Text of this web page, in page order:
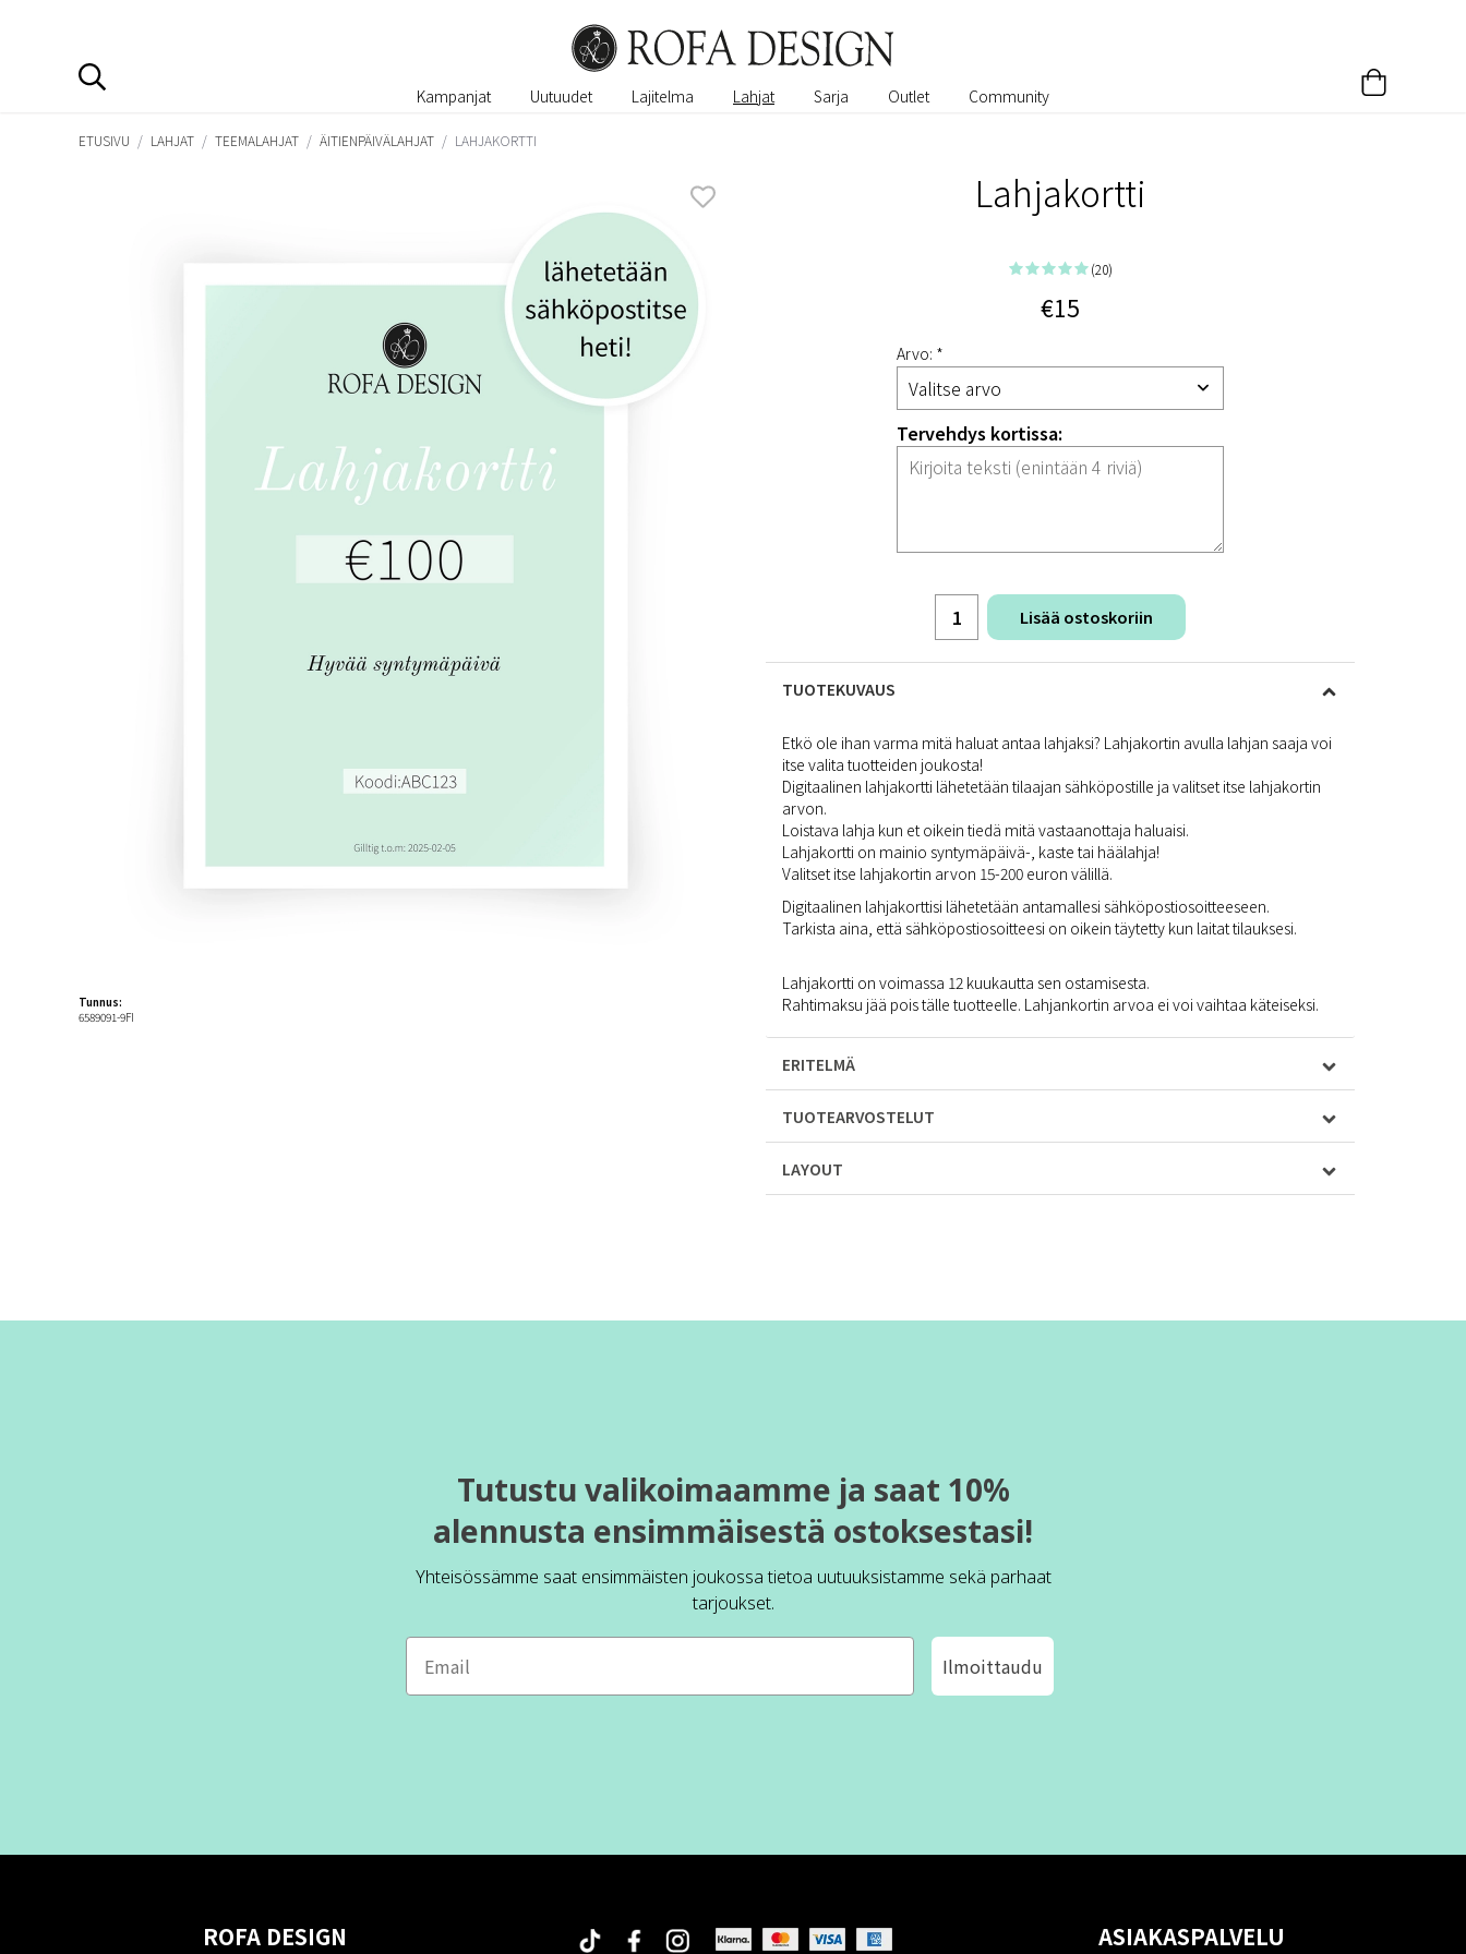
Kampanjat Uutuudet Lajitelma Lahjat Sarja Outlet Community
ETUSIVU / LAHJAT / TEEMALAHJAT / ÄITIENPÄIVÄLAHJAT / LAHJAKORTTI
Lahjakortti
(20)
€15
Arvo: *
Tervehdys kortissa:
Lisää ostoskoriin
TUOTEKUVAUS
Etkö ole ihan varma mitä haluat antaa lahjaksi? Lahjakortin avulla lahjan saaja voi
itse valita tuotteiden joukosta!
Digitaalinen lahjakortti lähetetään tilaajan sähköpostille ja valitset itse lahjakortin
arvon.
Loistava lahja kun et oikein tiedä mitä vastaanottaja haluaisi.
Lahjakortti on mainio syntymäpäivä-, kaste tai häälahja!
Valitset itse lahjakortin arvon 15-200 euron välillä.
Digitaalinen lahjakorttisi lähetetään antamallesi sähköpostiosoitteeseen.
Tarkista aina, että sähköpostiosoitteesi on oikein täytetty kun laitat tilauksesi.
Lahjakortti on voimassa 12 kuukautta sen ostamisesta.
Rahtimaksu jää pois tälle tuotteelle. Lahjankortin arvoa ei voi vaihtaa käteiseksi.
ERITELMÄ
TUOTEARVOSTELUT
LAYOUT
Tunnus:
6589091-9FI
Tutustu valikoimaamme ja saat 10%
alennusta ensimmäisestä ostoksestasi!
Yhteisössämme saat ensimmäisten joukossa tietoa uutuuksistamme sekä parhaat
tarjoukset.
Ilmoittaudu
ROFA DESIGN ASIAKASPALVELU